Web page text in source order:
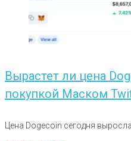
Вырастет ли цена
покупкой Маском
Цена Dogecoin сегодня выросла